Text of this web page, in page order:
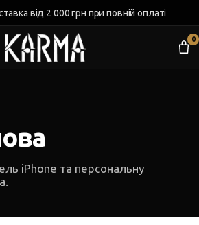
від 2 000 грн при повній оплаті
0
iPhone та персональну